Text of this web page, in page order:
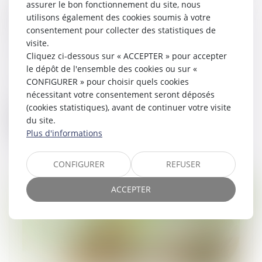
Société civile à l’IS : vraie opportunité ou
bombe à retardement ?
22/09/2021
Le principal frein à l’investissement
immobilier réside dans le poids de la
fiscalité. L’imposition des revenus
fonciers au taux de la tranche marginale
d’im...
Lire la suite
assurer le bon fonctionnement du site, nous
utilisons également des cookies soumis à votre
consentement pour collecter des statistiques de
visite.
Cliquez ci-dessous sur « ACCEPTER » pour accepter
le dépôt de l'ensemble des cookies ou sur «
CONFIGURER » pour choisir quels cookies
nécessitant votre consentement seront déposés
(cookies statistiques), avant de continuer votre visite
du site.
Plus d'informations
CONFIGURER REFUSER
ACCEPTER